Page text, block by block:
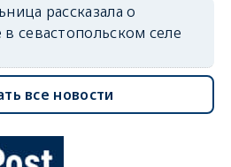
рассказала о
севастопольском селе
все новости